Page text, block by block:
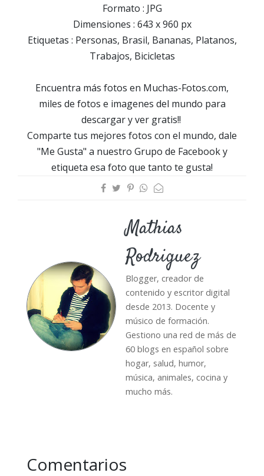
Formato : JPG
Dimensiones : 643 x 960 px
Etiquetas : Personas, Brasil, Bananas, Platanos,
Trabajos, Bicicletas
Encuentra más fotos en Muchas-Fotos.com,
miles de fotos e imagenes del mundo para
descargar y ver gratis!!
Comparte tus mejores fotos con el mundo, dale
"Me Gusta" a nuestro Grupo de Facebook y
etiqueta esa foto que tanto te gusta!
Mathias
Rodriguez
Blogger, creador de
contenido y escritor digital
desde 2013. Docente y
músico de formación.
Gestiono una red de más de
60 blogs en español sobre
hogar, salud, humor,
música, animales, cocina y
mucho más.
Comentarios